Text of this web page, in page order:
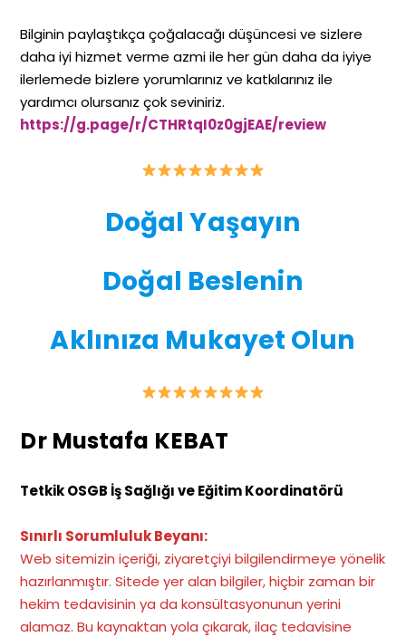
Bilginin paylaştıkça çoğalacağı düşüncesi ve sizlere
daha iyi hizmet verme azmi ile her gün daha da iyiye
ilerlemede bizlere yorumlarınız ve katkılarınız ile
yardımcı olursanız çok seviniriz.
https://g.page/r/CTHRtqI0z0gjEAE/review
Doğal Yaşayın
Doğal Beslenin
Aklınıza Mukayet Olun
Dr Mustafa KEBAT
Tetkik OSGB İş Sağlığı ve Eğitim Koordinatörü
Sınırlı Sorumluluk Beyanı:
Web sitemizin içeriği, ziyaretçiyi bilgilendirmeye yönelik
hazırlanmıştır. Sitede yer alan bilgiler, hiçbir zaman bir
hekim tedavisinin ya da konsültasyonunun yerini
alamaz. Bu kaynaktan yola çıkarak, ilaç tedavisine